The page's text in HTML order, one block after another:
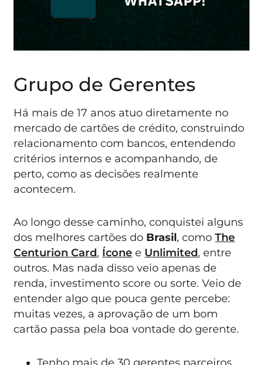
Grupo de Gerentes
Há mais de 17 anos atuo diretamente no
mercado de cartões de crédito, construindo
relacionamento com bancos, entendendo
critérios internos e acompanhando, de
perto, como as decisões realmente
acontecem.
Ao longo desse caminho, conquistei alguns
dos melhores cartões do Brasil, comoThe
Centurion Card, Ícone e Unlimited, entre
outros. Mas nada disso veio apenas de
renda, investimento score ou sorte. Veio de
entender algo que pouca gente percebe:
muitas vezes, a aprovação de um bom
cartão passa pela boa vontade do gerente.
Tenho mais de 30 gerentes parceiros.